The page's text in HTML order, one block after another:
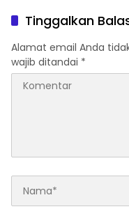
Tinggalkan
Alamat email Anda
wajib ditandai *